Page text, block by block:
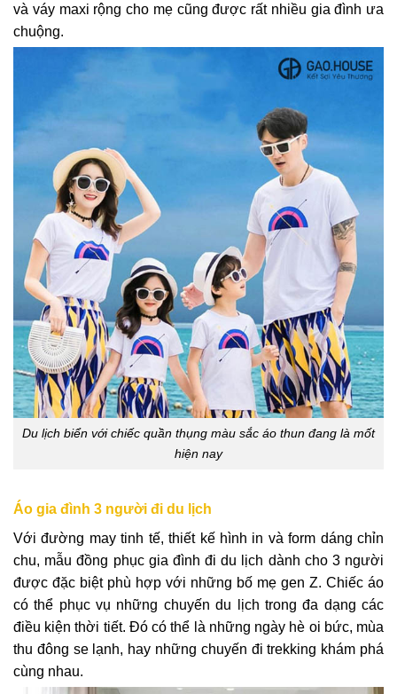
và váy maxi rộng cho mẹ cũng được rất nhiều gia đình ưa
chuộng.
Du lịch biển với chiếc quần thụng màu sắc áo thun đang là mốt
hiện nay
Áo gia đình 3 người đi du lịch
Với đường may tinh tế, thiết kế hình in và form dáng chỉn
chu, mẫu đồng phục gia đình đi du lịch dành cho 3 người
được đặc biệt phù hợp với những bố mẹ gen Z. Chiếc áo
có thể phục vụ những chuyến du lịch trong đa dạng các
điều kiện thời tiết. Đó có thể là những ngày hè oi bức, mùa
thu đông se lạnh, hay những chuyến đi trekking khám phá
cùng nhau.